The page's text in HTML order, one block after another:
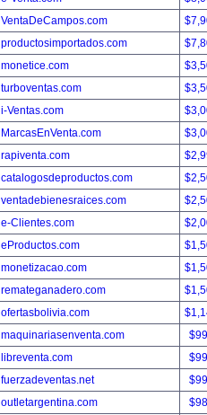
VentaDeCampos.com
productosimportados.com
monetice.com
turboventas.com
i-Ventas.com
MarcasEnVenta.com
rapiventa.com
catalogosdeproductos.com
ventadebienesraices.com
e-Clientes.com
eProductos.com
monetizacao.com
remateganadero.com
ofertasbolivia.com
maquinariasenventa.com
libreventa.com
fuerzadeventas.net
outletargentina.com